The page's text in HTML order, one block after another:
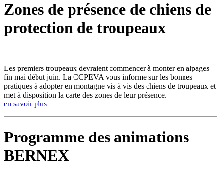
Zones de présence de chiens de
protection de troupeaux
Les premiers troupeaux devraient commencer à monter en alpages
fin mai début juin. La CCPEVA vous informe sur les bonnes
pratiques à adopter en montagne vis à vis des chiens de troupeaux et
met à disposition la carte des zones de leur présence.
en savoir plus
Programme des animations
BERNEX